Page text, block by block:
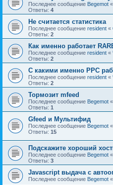
Последнее сообщение Begemot «
Ответы: 4
Не считается статистика
Последнее сообщение resident «
Ответы: 2
Как именно работает
Последнее сообщение resident «
Ответы: 2
C какими именно PPC
Последнее сообщение resident «
Ответы: 2
Тормозит mfeed
Последнее сообщение Begemot «
Ответы: 1
Gfeed и Мультифид
Последнее сообщение Begemot «
Ответы: 15
Подскажите хороший
Последнее сообщение Begemot «
Ответы: 3
Javascript выдача с
Последнее сообщение Begemot «